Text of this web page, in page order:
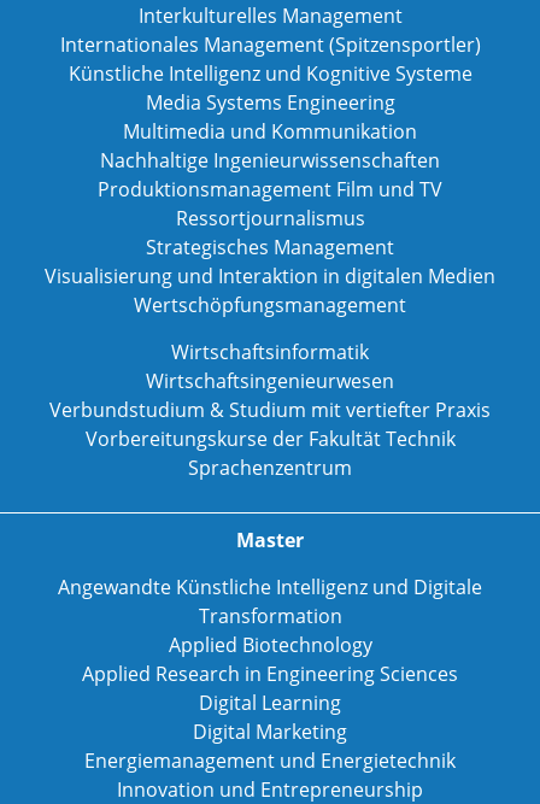
Interkulturelles Management
Internationales Management (Spitzensportler)
Künstliche Intelligenz und Kognitive Systeme
Media Systems Engineering
Multimedia und Kommunikation
Nachhaltige Ingenieurwissenschaften
Produktionsmanagement Film und TV
Ressortjournalismus
Strategisches Management
Visualisierung und Interaktion in digitalen Medien
Wertschöpfungsmanagement
Wirtschaftsinformatik
Wirtschaftsingenieurwesen
Verbundstudium & Studium mit vertiefter Praxis
Vorbereitungskurse der Fakultät Technik
Sprachenzentrum
Master
Angewandte Künstliche Intelligenz und Digitale
Transformation
Applied Biotechnology
Applied Research in Engineering Sciences
Digital Learning
Digital Marketing
Energiemanagement und Energietechnik
Innovation und Entrepreneurship